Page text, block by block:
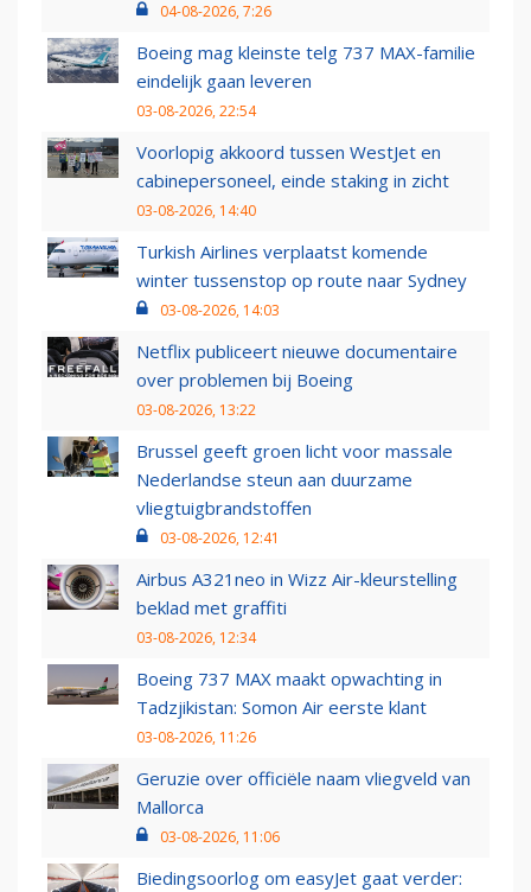
04-08-2026, 7:26
Boeing mag kleinste telg 737 MAX-familie
eindelijk gaan leveren
03-08-2026, 22:54
Voorlopig akkoord tussen WestJet en
cabinepersoneel, einde staking in zicht
03-08-2026, 14:40
Turkish Airlines verplaatst komende
winter tussenstop op route naar Sydney
03-08-2026, 14:03
Netflix publiceert nieuwe documentaire
over problemen bij Boeing
03-08-2026, 13:22
Brussel geeft groen licht voor massale
Nederlandse steun aan duurzame
vliegtuigbrandstoffen
03-08-2026, 12:41
Airbus A321neo in Wizz Air-kleurstelling
beklad met graffiti
03-08-2026, 12:34
Boeing 737 MAX maakt opwachting in
Tadzjikistan: Somon Air eerste klant
03-08-2026, 11:26
Geruzie over officiële naam vliegveld van
Mallorca
03-08-2026, 11:06
Biedingsoorlog om easyJet gaat verder: